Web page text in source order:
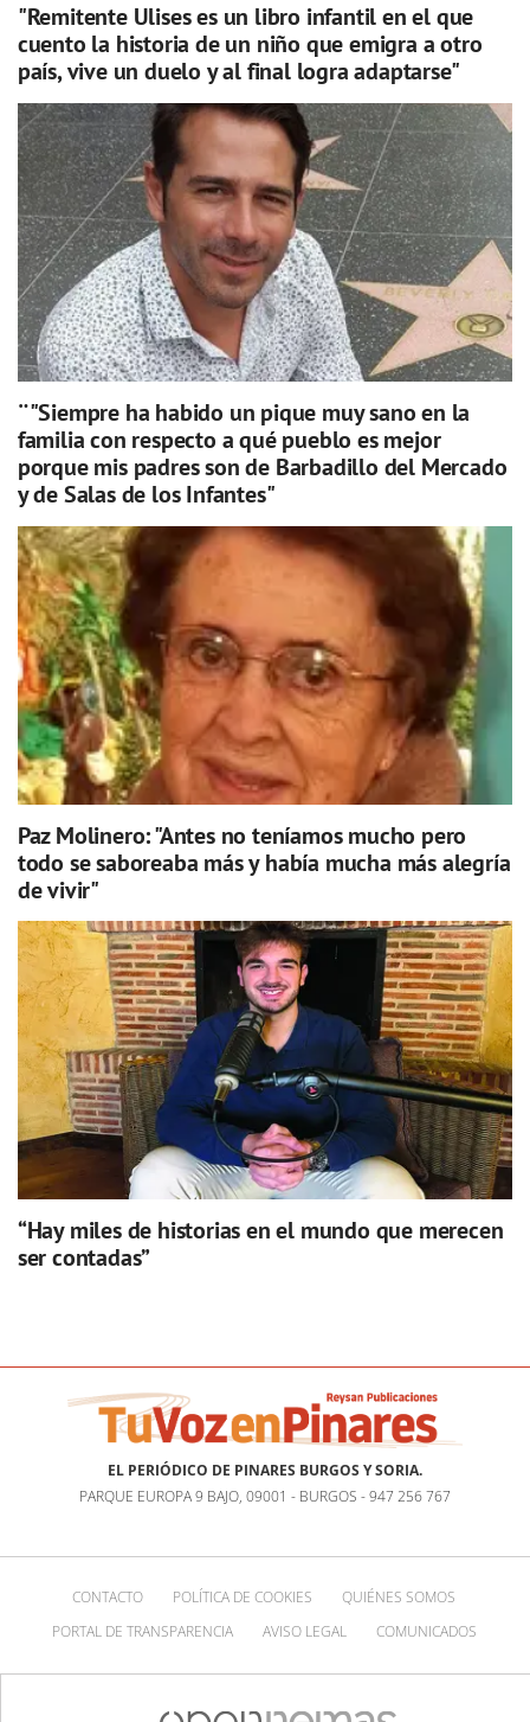
"Remitente Ulises es un libro infantil en el que
cuento la historia de un niño que emigra a otro
país, vive un duelo y al final logra adaptarse"
¨"Siempre ha habido un pique muy sano en la
familia con respecto a qué pueblo es mejor
porque mis padres son de Barbadillo del Mercado
y de Salas de los Infantes"
Paz Molinero: "Antes no teníamos mucho pero
todo se saboreaba más y había mucha más alegría
de vivir"
“Hay miles de historias en el mundo que merecen
ser contadas”
EL PERIÓDICO DE PINARES BURGOS Y SORIA.
PARQUE EUROPA 9 BAJO, 09001 - BURGOS - 947 256 767
CONTACTO POLÍTICA DE COOKIES
QUIÉNES SOMOS
PORTAL DE TRANSPARENCIA
AVISO LEGAL COMUNICADOS